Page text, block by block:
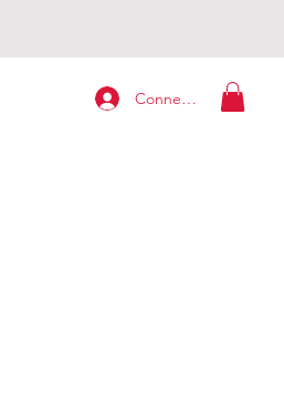
Connexion